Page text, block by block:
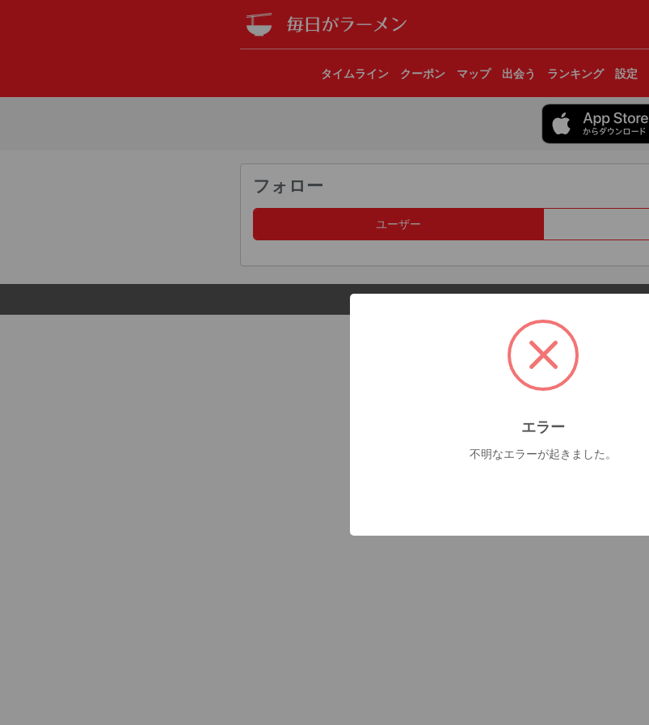
タイムライン クーポン マップ 出会う ランキング 設定
フォロー
ユーザー
エラー
不明なエラーが起きました。